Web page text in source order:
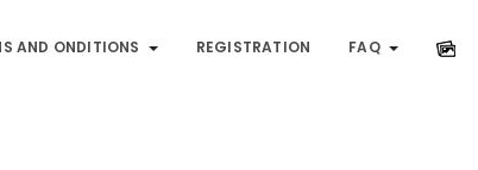
AND ONDITIONS REGISTRATION FAQ